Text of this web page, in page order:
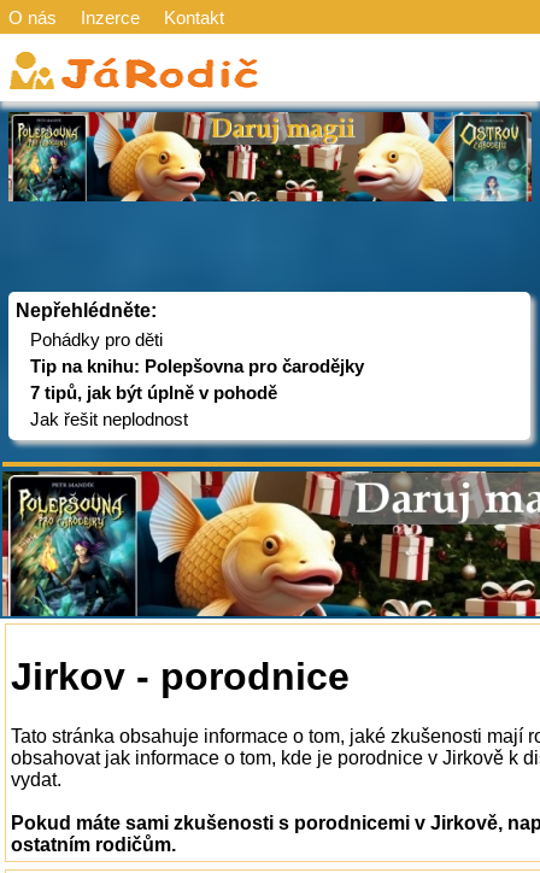
O nás Inzerce Kontakt
Nepřehlédněte:
Pohádky pro děti
Tip na knihu: Polepšovna pro čarodějky
7 tipů, jak být úplně v pohodě
Jak řešit neplodnost
Jirkov - porodnice
Tato stránka obsahuje informace o tom, jaké zkušenosti mají
obsahovat jak informace o tom, kde je porodnice v Jirkově k
vydat.
Pokud máte sami zkušenosti s porodnicemi v Jirkově,
ostatním rodičům.